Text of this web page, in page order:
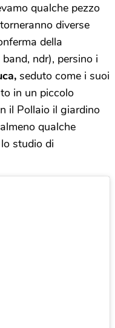
qualche pezzo
diverse
della
ndr), persino i
seduto come i suoi
in un piccolo
il Pollaio il giardino
qualche
studio di